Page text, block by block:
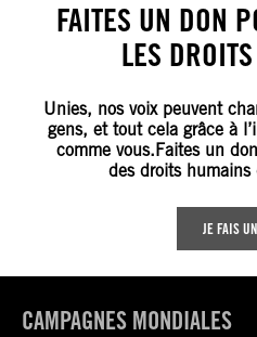
FAITES UN DON
LES
Unies, nos voix peuvent
gens, et tout cela grâce à
comme vous.Faites un
des droits humains
JE FAIS
CAMPAGNES MONDIALES